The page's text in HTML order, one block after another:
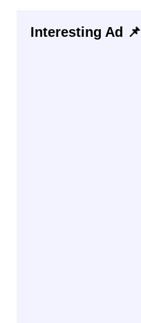
Interesting Ad 📌